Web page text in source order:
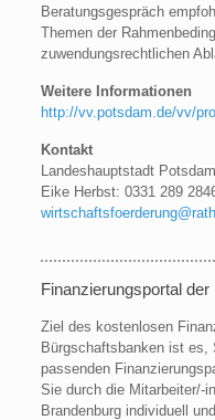
Beratungsgespräch
Themen der
zuwendungsrechtlichen
Weitere Informationen
http://vv.potsdam.de/vv/
Kontakt
Landeshauptstadt Potsdam
Eike Herbst: 0331 289
Finanzierungsportal
Ziel des kostenlosen
Bürgschaftsbanken ist es,
passenden
Sie durch die Mitarbeiter/-
Brandenburg individuell